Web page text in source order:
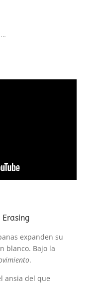
expanden su
blanco. Bajo la
.
ansia del que